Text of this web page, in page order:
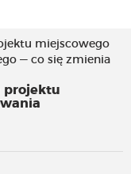
projektu